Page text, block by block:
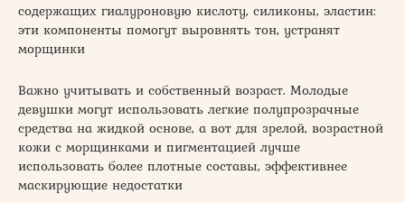
содержащих гиалуроновую кислоту, силиконы, эластин:
эти компоненты помогут выровнять тон, устранят
морщинки
Важно учитывать и собственный возраст. Молодые
девушки могут использовать легкие полупрозрачные
средства на жидкой основе, а вот для зрелой, возрастной
кожи с морщинками и пигментацией лучше
использовать более плотные составы, эффективнее
маскирующие недостатки